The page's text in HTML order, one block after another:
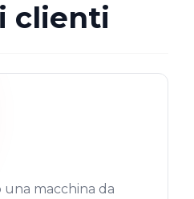
clienti
macchina da